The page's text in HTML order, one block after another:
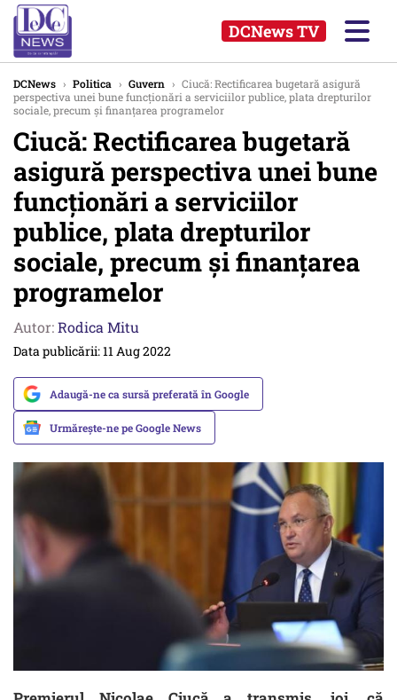
DCNews TV
DCNews › Politica › Guvern › Ciucă: Rectificarea bugetară asigură
perspectiva unei bune funcţionări a serviciilor publice, plata drepturilor
sociale, precum şi finanţarea programelor
Ciucă: Rectificarea bugetară
asigură perspectiva unei bune
funcţionări a serviciilor
publice, plata drepturilor
sociale, precum şi finanţarea
programelor
Autor:Rodica Mitu
Data publicării: 11 Aug 2022
Adaugă-ne ca sursă preferată în Google
Urmărește-ne pe Google News